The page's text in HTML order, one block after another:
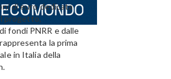
di euro dedicata
progetto,
fondi PNRR e dalle
la prima
in Italia della
capacità annua di